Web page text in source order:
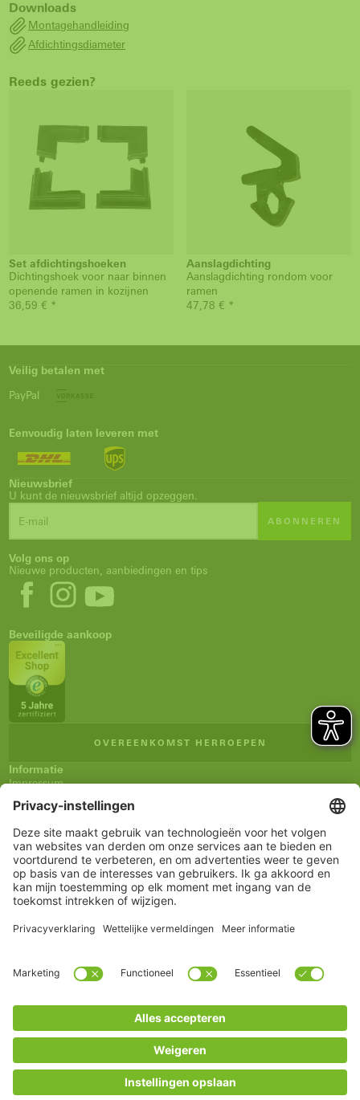
Downloads
Montagehandleiding
Afdichtingsdiameter
Reeds gezien?
Set afdichtingshoeken
Dichtingshoek voor naar binnen
openende ramen in kozijnen
36,59 € *
Aanslagdichting
Aanslagdichting rondom voor
ramen
47,78 € *
Veilig betalen met
PayPal
Eenvoudig laten leveren met
Nieuwsbrief
U kunt de nieuwsbrief altijd opzeggen.
ABONNEREN
Volg ons op
Nieuwe producten, aanbiedingen en tips
Beveiligde aankoop
OVEREENKOMST HERROEPEN
Informatie
Impressum
Privacyverklaring
Herroepingsrecht
Verklaring inzake toegankelijkheid
Nieuwsbrief
Service
Winkelmandje
Rekening
Categorieën
Grepen
* Alle prijzen incl. BTW, excl. verzendkosten